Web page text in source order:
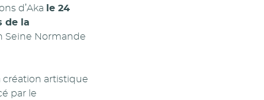
d’Aka
le 24
de la
Seine Normande
artistique
par le